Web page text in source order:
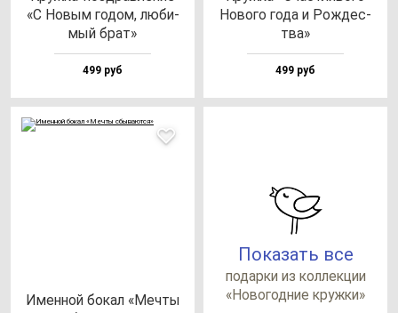
«С Новым го­дом, лю­би­
мый брат»
499 руб
Ново­го го­да и Рож­дес­
тва»
499 руб
Имен­ной бо­кал «Меч­ты
Показать все
по­дар­ки из кол­лек­ции
«Ново­год­ние круж­ки»